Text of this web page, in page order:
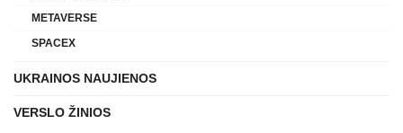
METAVERSE
SPACEX
UKRAINOS NAUJIENOS
VERSLO ŽINIOS